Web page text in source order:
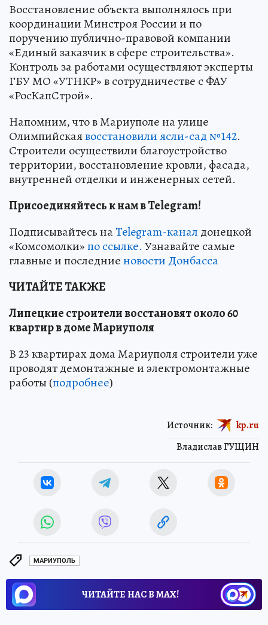
Восстановление объекта выполнялось при
координации Минстроя России и по
поручению публично-правовой компании
«Единый заказчик в сфере строительства».
Контроль за работами осуществляют эксперты
ГБУ МО «УТНКР» в сотрудничестве с ФАУ
«РосКапСтрой».
Напомним, что в Мариуполе на улице
Олимпийскаявосстановили ясли-сад №142.
Строители осуществили благоустройство
территории, восстановление кровли, фасада,
внутренней отделки и инженерных сетей.
Присоединяйтесь к нам в Telegram!
Подписывайтесь наTelegram-канал донецкой
«Комсомолки»по ссылке. Узнавайте самые
главные и последниеновости Донбасса
ЧИТАЙТЕ ТАКЖЕ
Липецкие строители восстановят около 60
квартир в доме Мариуполя
В 23 квартирах дома Мариуполя строители уже
проводят демонтажные и электромонтажные
работы (подробнее)
Владислав ГУЩИН
Источник: kp.ru
МАРИУПОЛЬ
ЧИТАЙТЕ НАС В МАХ!